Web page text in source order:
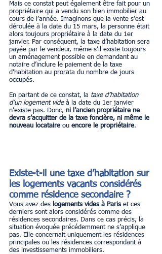
Mais ce constat peut également être fait pour un
propriétaire qui a vendu son bien immobilier au
cours de l’année. Imaginons que la vente s’est
déroulée à la date du 15 mars, la personne était
alors toujours propriétaire à la date du 1er
janvier. Par conséquent, la taxe d’habitation sera
payée par le vendeur, même s’il existe toujours
un aménagement possible en demandant au
notaire d’inclure le paiement de la taxe
d’habitation au prorata du nombre de jours
occupés.
En partant de ce constat, la taxe d’habitation
d’un logement vide à la date du 1er janvier
n’existe pas. Donc, ni l’ancien propriétaire ne
devra s’acquitter de la taxe foncière, ni même le
nouveau locataire ou encore le propriétaire.
Existe-t-il une taxe d’habitation sur
les logements vacants considérés
comme résidence secondaire ?
Vous avez des logements vides à Paris et ces
derniers sont alors considérés comme des
résidences secondaires. Dans ce cas précis, la
situation évoquée précédemment ne s’applique
pas. Elle concernait uniquement les résidences
principales ou les résidences correspondant à
des investissements immobiliers.